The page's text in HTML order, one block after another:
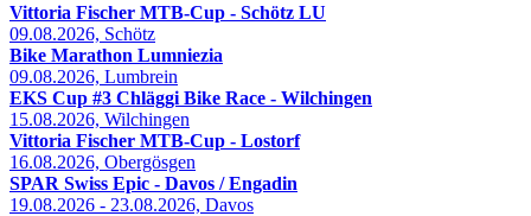
Vittoria Fischer MTB-Cup - Schötz LU
09.08.2026, Schötz
Bike Marathon Lumniezia
09.08.2026, Lumbrein
EKS Cup #3 Chläggi Bike Race - Wilchingen
15.08.2026, Wilchingen
Vittoria Fischer MTB-Cup - Lostorf
16.08.2026, Obergösgen
SPAR Swiss Epic - Davos / Engadin
19.08.2026 - 23.08.2026, Davos